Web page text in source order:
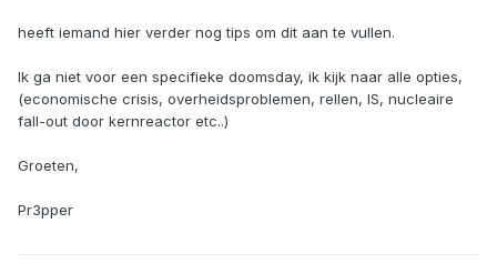
heeft iemand hier verder nog tips om dit aan te vullen.
Ik ga niet voor een specifieke doomsday, ik kijk naar alle opties,
(economische crisis, overheidsproblemen, rellen, IS, nucleaire
fall-out door kernreactor etc..)
Groeten,
Pr3pper